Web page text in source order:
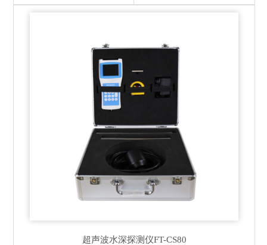
超声波水深探测仪FT-CS80